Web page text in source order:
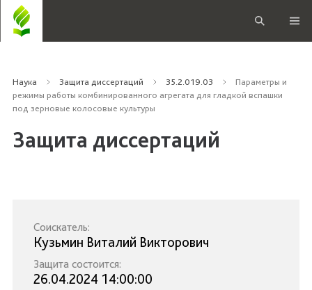
Наука Защита диссертаций 35.2.019.03
Параметры и
режимы работы комбинированного агрегата для гладкой вспашки
под зерновые колосовые культуры
Защита диссертаций
Соискатель:
Кузьмин Виталий Викторович
Защита состоится:
26.04.2024 14:00:00